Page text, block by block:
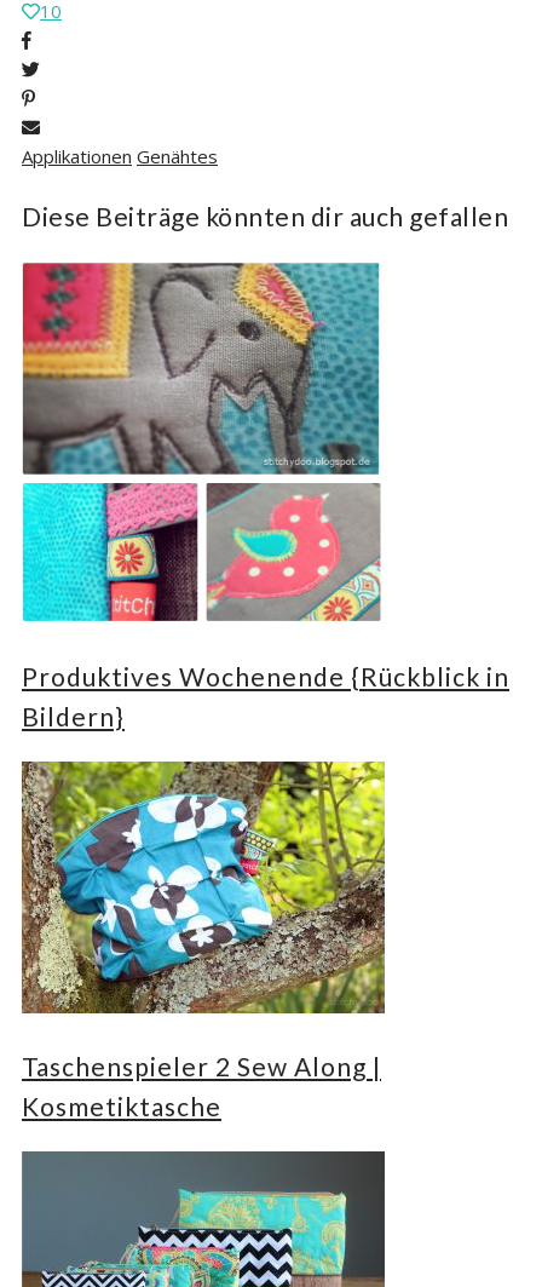
10
Applikationen Genähtes
Diese Beiträge könnten dir auch gefallen
Produktives Wochenende {Rückblick in
Bildern}
Taschenspieler 2 Sew Along |
Kosmetiktasche